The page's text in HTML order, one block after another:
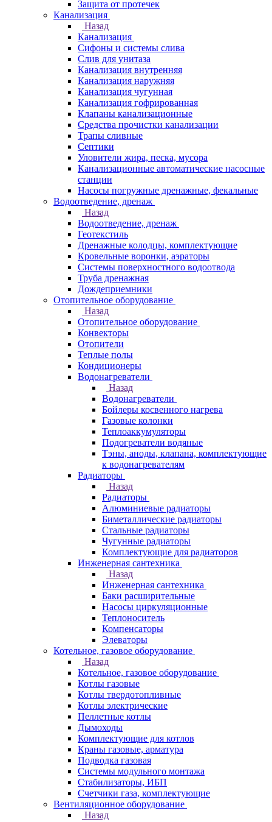
Защита от протечек
Канализация
Назад
Канализация
Сифоны и системы слива
Слив для унитаза
Канализация внутренняя
Канализация наружняя
Канализация чугунная
Канализация гофрированная
Клапаны канализационные
Средства прочистки канализации
Трапы сливные
Септики
Уловители жира, песка, мусора
Канализационные автоматические насосные
станции
Насосы погружные дренажные, фекальные
Водоотведение, дренаж
Назад
Водоотведение, дренаж
Геотекстиль
Дренажные колодцы, комплектующие
Кровельные воронки, аэраторы
Системы поверхностного водоотвода
Труба дренажная
Дождеприемники
Отопительное оборудование
Назад
Отопительное оборудование
Конвекторы
Отопители
Теплые полы
Кондиционеры
Водонагреватели
Назад
Водонагреватели
Бойлеры косвенного нагрева
Газовые колонки
Теплоаккумуляторы
Подогреватели водяные
Тэны, аноды, клапана, комплектующие
к водонагревателям
Радиаторы
Назад
Радиаторы
Алюминиевые радиаторы
Биметаллические радиаторы
Стальные радиаторы
Чугунные радиаторы
Комплектующие для радиаторов
Инженерная сантехника
Назад
Инженерная сантехника
Баки расширительные
Насосы циркуляционные
Теплоноситель
Компенсаторы
Элеваторы
Котельное, газовое оборудование
Назад
Котельное, газовое оборудование
Котлы газовые
Котлы твердотопливные
Котлы электрические
Пеллетные котлы
Дымоходы
Комплектующие для котлов
Краны газовые, арматура
Подводка газовая
Системы модульного монтажа
Стабилизаторы, ИБП
Счетчики газа, комплектующие
Вентиляционное оборудование
Назад